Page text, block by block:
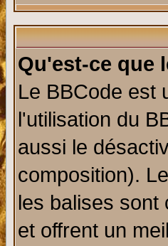
Qu'est-ce que
Le BBCode est
l'utilisation du
aussi le
composition).
les balises sont
et offrent un